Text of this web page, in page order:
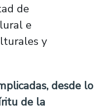
de
e
y
desde lo
de la